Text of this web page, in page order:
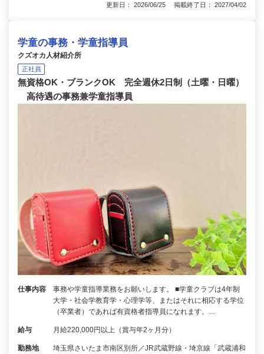
更新日： 2026/06/25 掲載終了日： 2027/04/02
学童の事務・学童指導員
クズオカ人材紹介所
正社員
無資格OK・ブランクOK 完全週休2日制（土曜・日曜）
高待遇の事務兼学童指導員
仕事内容
事務や学童指導業務をお願いします。 ■学童クラブは4年制
大学・社会学教育学・心理学等、またはそれに相応する学位
（卒業者）であれば有資格者指導員になれます。…
給与 月給220,000円以上（賞与年2ヶ月分）
勤務地
埼玉県さいたま市南区別所／JR武蔵野線・埼京線「武蔵浦和